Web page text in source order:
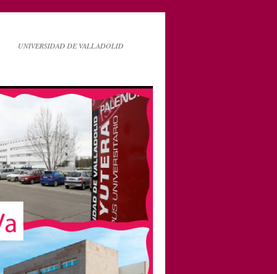
UNIVERSIDAD DE VALLADOLID